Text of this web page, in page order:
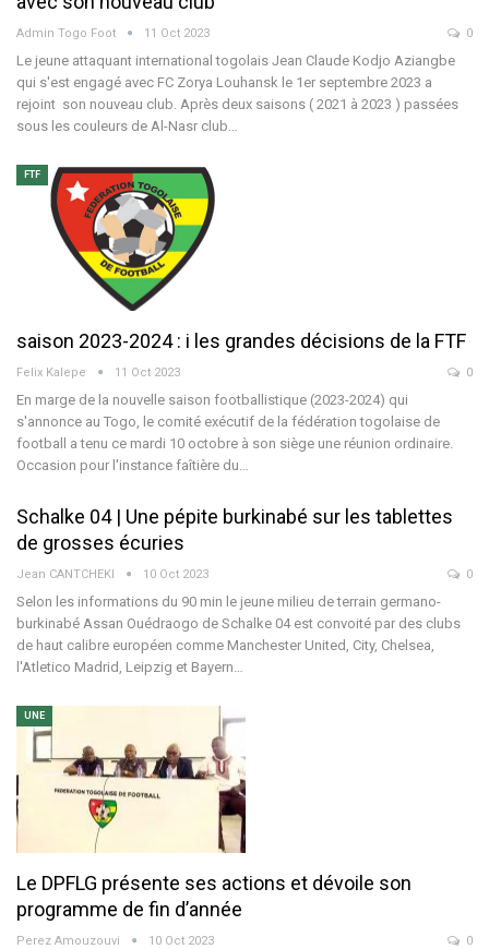
Admin Togo Foot 11 Oct 2023 0
Le jeune attaquant international togolais Jean Claude Kodjo Aziangbe
qui s'est engagé avec FC Zorya Louhansk le 1er septembre 2023 a
rejoint son nouveau club. Après deux saisons ( 2021 à 2023 ) passées
sous les couleurs de Al-Nasr club…
FTF
saison 2023-2024 : i les grandes décisions de la FTF
Felix Kalepe 11 Oct 2023 0
En marge de la nouvelle saison footballistique (2023-2024) qui
s'annonce au Togo, le comité exécutif de la fédération togolaise de
football a tenu ce mardi 10 octobre à son siège une réunion ordinaire.
Occasion pour l'instance faîtière du…
Schalke 04 | Une pépite burkinabé sur les tablettes
de grosses écuries
Jean CANTCHEKI 10 Oct 2023 0
Selon les informations du 90 min le jeune milieu de terrain germano-
burkinabé Assan Ouédraogo de Schalke 04 est convoité par des clubs
de haut calibre européen comme Manchester United, City, Chelsea,
l'Atletico Madrid, Leipzig et Bayern…
UNE
Le DPFLG présente ses actions et dévoile son
programme de fin d’année
Perez Amouzouvi 10 Oct 2023 0